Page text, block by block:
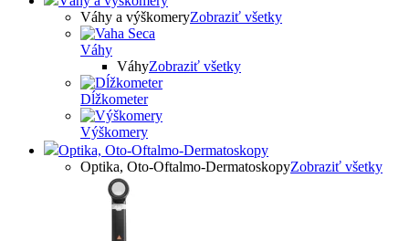
Váhy a výškomeryZobraziť všetky
Váhy
VáhyZobraziť všetky
Dĺžkometer
Výškomery
Optika, Oto-Oftalmo-Dermatoskopy
Optika, Oto-Oftalmo-DermatoskopyZobraziť všetky